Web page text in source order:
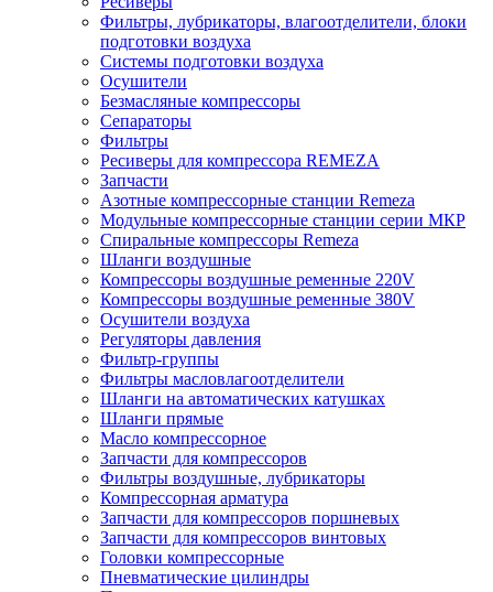
Фильтры, лубрикаторы, влагоотделители, блоки
подготовки воздуха
Системы подготовки воздуха
Осушители
Безмасляные компрессоры
Сепараторы
Фильтры
Ресиверы для компрессора REMEZA
Запчасти
Азотные компрессорные станции Remeza
Модульные компрессорные станции серии МКР
Спиральные компрессоры Remeza
Шланги воздушные
Компрессоры воздушные ременные 220V
Компрессоры воздушные ременные 380V
Осушители воздуха
Регуляторы давления
Фильтр-группы
Фильтры масловлагоотделители
Шланги на автоматических катушках
Шланги прямые
Масло компрессорное
Запчасти для компрессоров
Фильтры воздушные, лубрикаторы
Компрессорная арматура
Запчасти для компрессоров поршневых
Запчасти для компрессоров винтовых
Головки компрессорные
Пневматические цилиндры